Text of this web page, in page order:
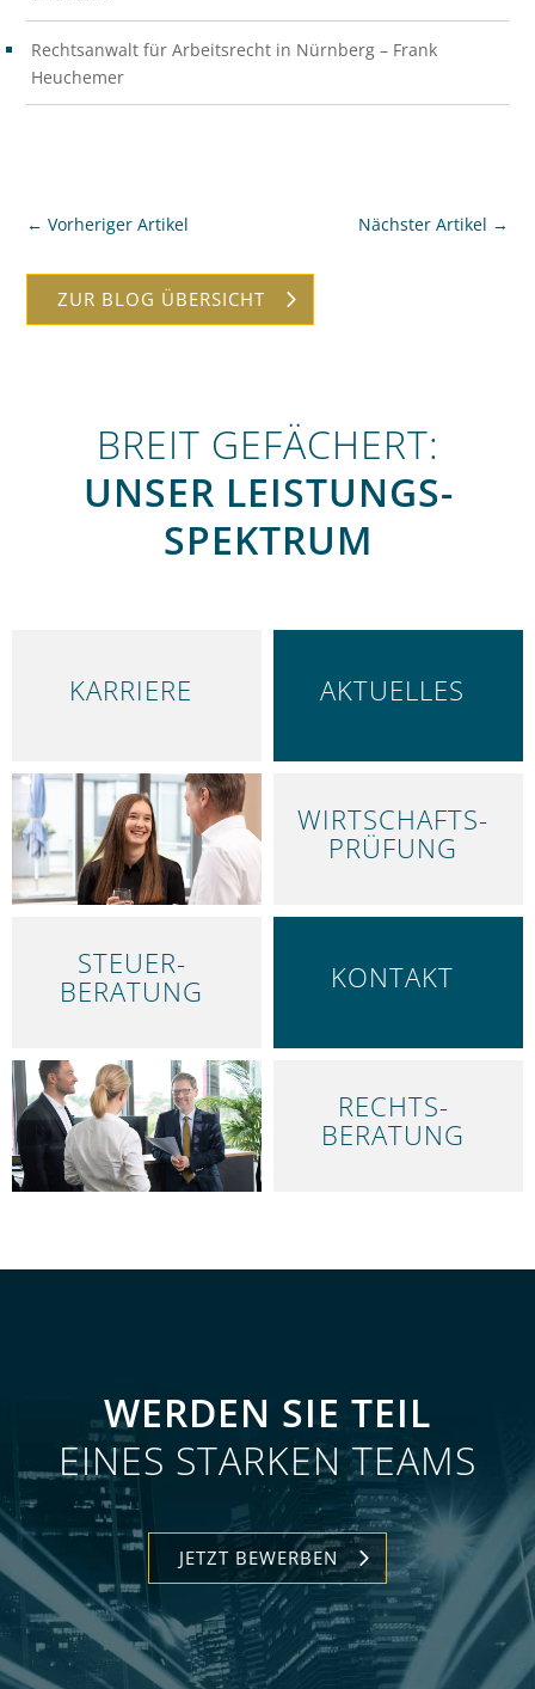
Rechtsanwalt für Arbeitsrecht in Nürnberg – Frank
Heuchemer
←Vorheriger Artikel Nächster Artikel →
ZUR BLOG ÜBERSICHT
BREIT GEFÄCHERT:
UNSER LEISTUNGS­
SPEKTRUM
KARRIERE
LEISTUNGEN
AKTUELLES
WIRTSCHAFTS­
PRÜFUNG
STEUER­
BERATUNG
ÜBER UNS
KONTAKT
RECHTS­
BERATUNG
WERDEN SIE TEIL
EINES STARKEN TEAMS
JETZT BEWERBEN